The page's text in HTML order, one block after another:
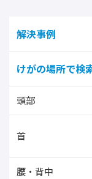
解決事例
けがの場所で検
頭部
首
腰・背中